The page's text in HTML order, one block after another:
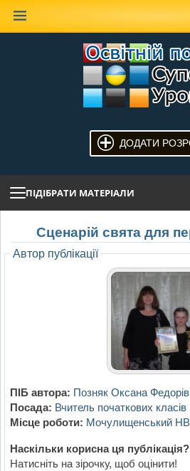
ДОДАТИ
ПІДІБРАТИ МАТЕРІАЛИ
Сценарій свята для
Автор публікації
ПІБ автора: Позняк Оксана
Посада: Вчитель початкових класів
Місце роботи: Мочулищенський
Наскільки корисна ця публікація?
Натисніть на зірочку, щоб оцінити!